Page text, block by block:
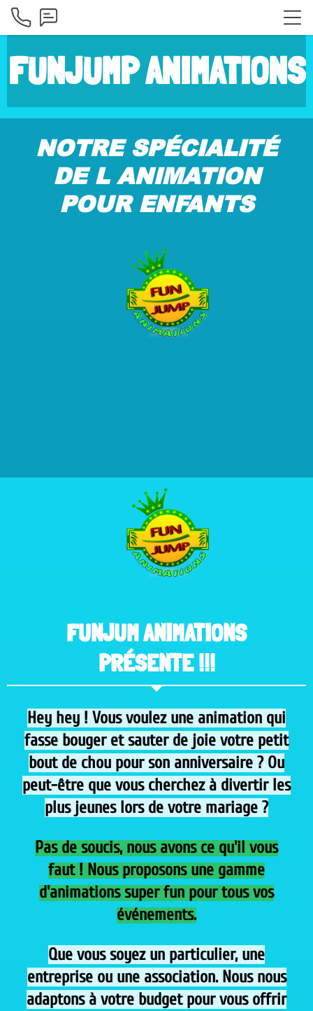
FUNJUMP ANIMATIONS
NOTRESPÉCIALITÉ
DE L ANIMATION
POUR ENFANTS
FUNJUM ANIMATIONS
PRÉSENTE !!!
Hey hey ! Vous voulez une animation qui
fasse bouger et sauter de joie votre petit
bout de chou pour son anniversaire ? Ou
peut-être que vous cherchez à divertir les
plus jeunes lors de votre mariage ?
Pas de soucis, nous avons ce qu'il vous
faut ! Nous proposons une gamme
d'animations super fun pour tous vos
événements.
Que vous soyez un particulier, une
entreprise ou une association. Nous nous
adaptons à votre budget pour vous offrir